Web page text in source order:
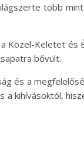
több
Közel-Keletet és
bővült.
és a
kihívásoktól,